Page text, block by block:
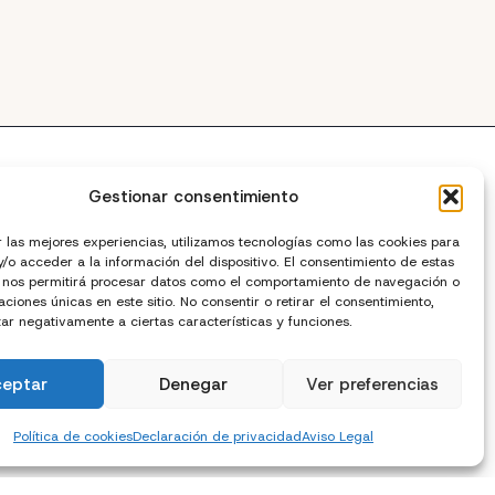
Gestionar consentimiento
las mejores experiencias, utilizamos tecnologías como las cookies para
o acceder a la información del dispositivo. El consentimiento de estas
permitirá procesar datos como el comportamiento de navegación o
únicas en este sitio. No consentir o retirar el consentimiento,
negativamente a ciertas características y funciones.
Denegar Ver preferencias
Política de cookiesDeclaración de privacidadAviso Legal